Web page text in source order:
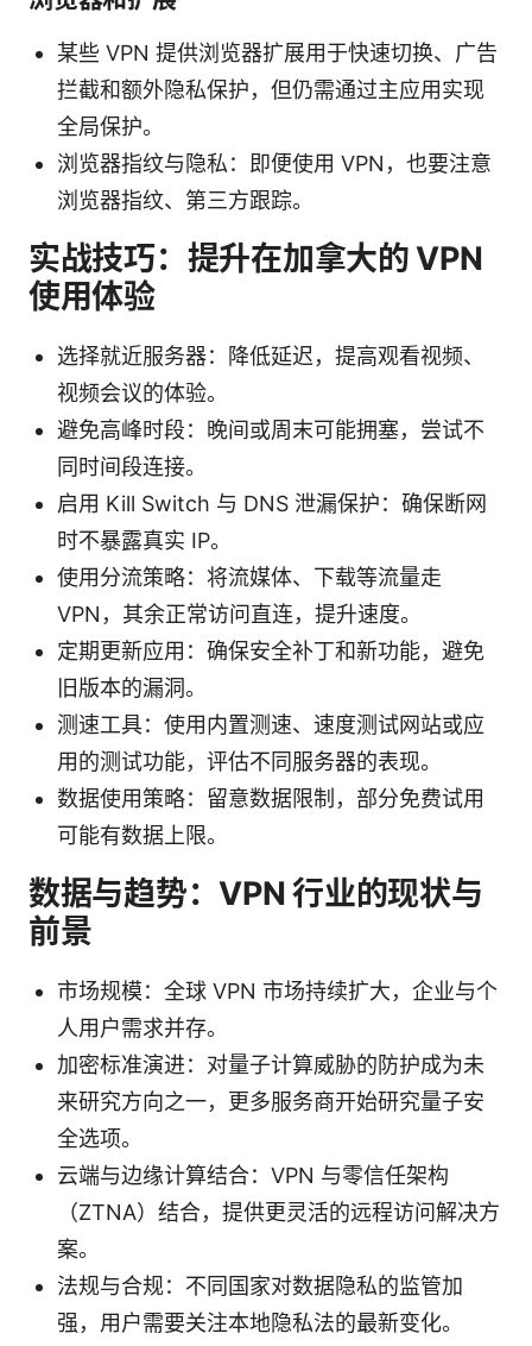
某些 VPN 提供浏览器扩展用于快速切换、广告
拦截和额外隐私保护，但仍需通过主应用实现
全局保护。
浏览器指纹与隐私：即便使用 VPN，也要注意
浏览器指纹、第三方跟踪。
实战技巧：提升在加拿大的 VPN
使用体验
选择就近服务器：降低延迟，提高观看视频、
视频会议的体验。
避免高峰时段：晚间或周末可能拥塞，尝试不
同时间段连接。
启用 Kill Switch 与 DNS 泄漏保护：确保断网
时不暴露真实 IP。
使用分流策略：将流媒体、下载等流量走
VPN，其余正常访问直连，提升速度。
定期更新应用：确保安全补丁和新功能，避免
旧版本的漏洞。
测速工具：使用内置测速、速度测试网站或应
用的测试功能，评估不同服务器的表现。
数据使用策略：留意数据限制，部分免费试用
可能有数据上限。
数据与趋势：VPN 行业的现状与
前景
市场规模：全球 VPN 市场持续扩大，企业与个
人用户需求并存。
加密标准演进：对量子计算威胁的防护成为未
来研究方向之一，更多服务商开始研究量子安
全选项。
云端与边缘计算结合：VPN 与零信任架构
（ZTNA）结合，提供更灵活的远程访问解决方
案。
法规与合规：不同国家对数据隐私的监管加
强，用户需要关注本地隐私法的最新变化。